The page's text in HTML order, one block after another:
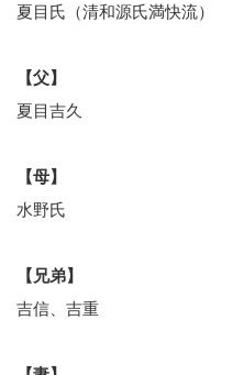
夏目氏（清和源氏満快流）
【父】
夏目吉久
【母】
水野氏
【兄弟】
吉信、吉重